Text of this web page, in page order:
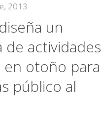
2013
un
de actividades
en otoño para
público al